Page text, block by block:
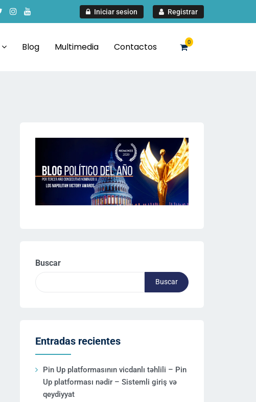
Iniciar sesion Registrar
Blog Multimedia Contactos 0
Buscar
Buscar
Entradas recientes
Pin Up platformasının vicdanlı təhlili – Pin
Up platforması nədir – Sistemli giriş və
qeydiyyat